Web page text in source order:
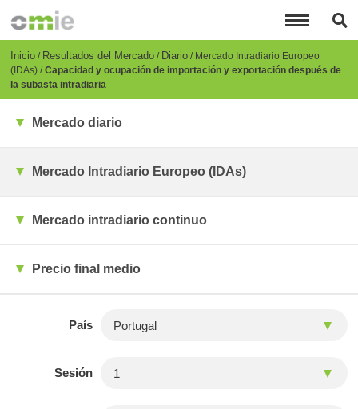
principal
Breadcrumb
Inicio Resultados del Mercado Diario Mercado Intradiario Europeo
(IDAs) Capacidad y ocupación de importación y exportación después de
la subasta intradiaria
Mercado diario
Mercado Intradiario Europeo (IDAs)
Mercado intradiario continuo
Precio final medio
País
Sesión